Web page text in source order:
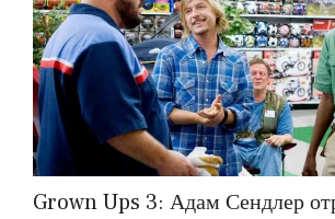
Grown Ups 3: Адам Сендлер